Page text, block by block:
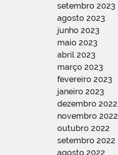
setembro 2023
agosto 2023
junho 2023
maio 2023
abril 2023
março 2023
fevereiro 2023
janeiro 2023
dezembro 2022
novembro 2022
outubro 2022
setembro 2022
agosto 2022